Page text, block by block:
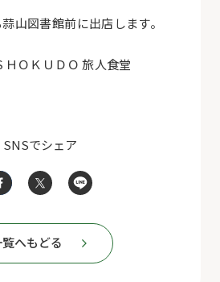
山図書館前に出店します。
ＨＯＫＵＤＯ 旅人食堂
SNSでシェア
へもどる